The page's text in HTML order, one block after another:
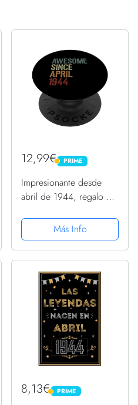
12,99€ PRIME
PRIME
Impresionante desde
abril de 1944, regalo de
retro PopSockets
PopGrip Intercambiable
Más Info
8,13€ PRIME
PRIME